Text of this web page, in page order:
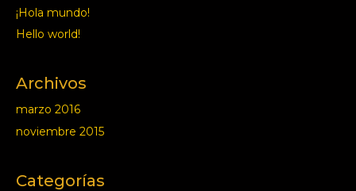
¡Hola mundo!
Hello world!
Archivos
marzo 2016
noviembre 2015
Categorías